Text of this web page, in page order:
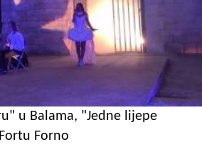
u Balama, "Jedne lijepe
Forno